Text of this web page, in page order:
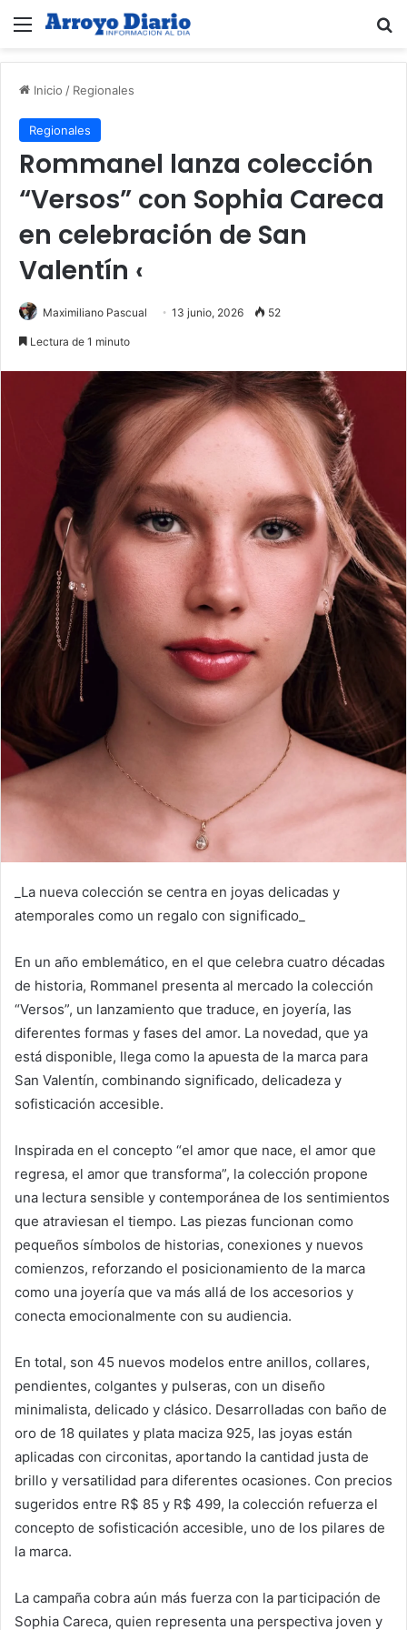
Menú
Inicio / Regionales
Regionales
Rommanel lanza colección
“Versos” con Sophia Careca
en celebración de San
Valentín ‹
Maximiliano Pascual 13 junio, 2026 52
Lectura de 1 minuto
_La nueva colección se centra en joyas delicadas y
atemporales como un regalo con significado_
En un año emblemático, en el que celebra cuatro décadas
de historia, Rommanel presenta al mercado la colección
“Versos”, un lanzamiento que traduce, en joyería, las
diferentes formas y fases del amor. La novedad, que ya
está disponible, llega como la apuesta de la marca para
San Valentín, combinando significado, delicadeza y
sofisticación accesible.
Inspirada en el concepto “el amor que nace, el amor que
regresa, el amor que transforma”, la colección propone
una lectura sensible y contemporánea de los sentimientos
que atraviesan el tiempo. Las piezas funcionan como
pequeños símbolos de historias, conexiones y nuevos
comienzos, reforzando el posicionamiento de la marca
como una joyería que va más allá de los accesorios y
conecta emocionalmente con su audiencia.
En total, son 45 nuevos modelos entre anillos, collares,
pendientes, colgantes y pulseras, con un diseño
minimalista, delicado y clásico. Desarrolladas con baño de
oro de 18 quilates y plata maciza 925, las joyas están
aplicadas con circonitas, aportando la cantidad justa de
brillo y versatilidad para diferentes ocasiones. Con precios
sugeridos entre R$ 85 y R$ 499, la colección refuerza el
concepto de sofisticación accesible, uno de los pilares de
la marca.
La campaña cobra aún más fuerza con la participación de
Sophia Careca, quien representa una perspectiva joven y